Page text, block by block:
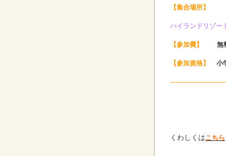
【集合場所】
ハイランドリゾ
【参加費】 無
【参加資格】 小
くわしくはこちら